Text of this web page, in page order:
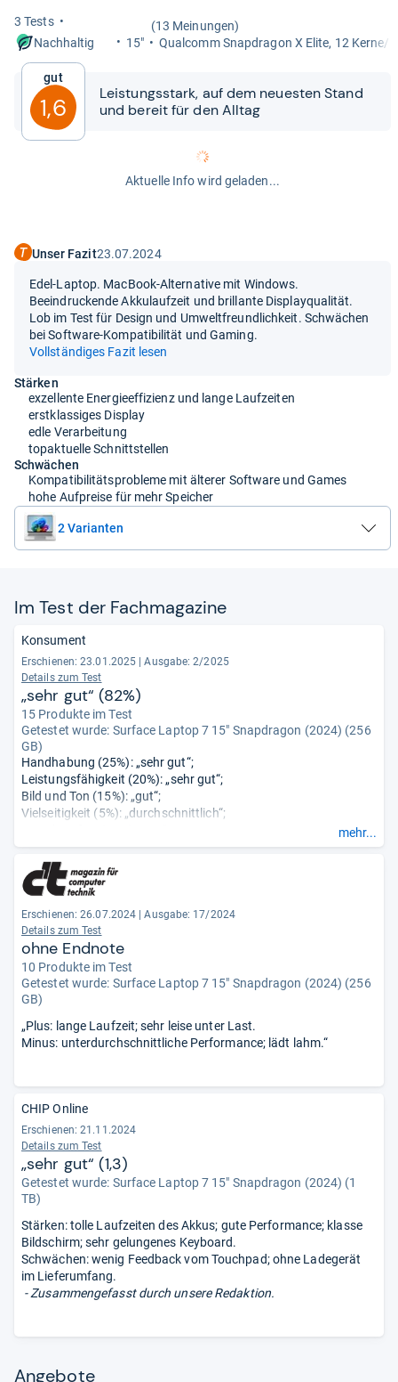
3 Tests
(13 Meinungen)
Nachhaltig
15" Qual­comm Snap­dra­gon X Elite, 12 Kerne/
Gut
1,6
Leis­tungs­stark, auf dem neues­ten Stand
und bereit für den All­tag
Aktuelle Info wird geladen...
Unser Fazit23.07.2024
Edel-Laptop. MacBook-Alternative mit Windows.
Beeindruckende Akkulaufzeit und brillante Displayqualität.
Lob im Test für Design und Umweltfreundlichkeit. Schwächen
bei Software-Kompatibilität und Gaming.
Vollständiges Fazit lesen
Stärken
exzellente Energieeffizienz und lange Laufzeiten
erstklassiges Display
edle Verarbeitung
topaktuelle Schnittstellen
Schwächen
Kompatibilitätsprobleme mit älterer Software und Games
hohe Aufpreise für mehr Speicher
2 Varianten
Im Test der Fach­ma­ga­zine
Konsument
Erschienen: 23.01.2025
Ausgabe: 2/2025
Details zum Test
„sehr gut“ (82%)
15 Produkte im Test
Getestet wurde: Surface Laptop 7 15" Snapdragon (2024) (256
GB)
Handhabung (25%): „sehr gut“;
Leistungsfähigkeit (20%): „sehr gut“;
Bild und Ton (15%): „gut“;
Vielseitigkeit (5%): „durchschnittlich“;
Robustheit (0%): „sehr gut“;
Akku (20%): „sehr gut“.
mehr...
Erschienen: 26.07.2024
Ausgabe: 17/2024
Details zum Test
ohne Endnote
10 Produkte im Test
Getestet wurde: Surface Laptop 7 15" Snapdragon (2024) (256
GB)
„Plus: lange Laufzeit; sehr leise unter Last.
Minus: unterdurchschnittliche Performance; lädt lahm.“
CHIP Online
Erschienen: 21.11.2024
Details zum Test
„sehr gut“ (1,3)
Getestet wurde: Surface Laptop 7 15" Snapdragon (2024) (1
TB)
Stärken: tolle Laufzeiten des Akkus; gute Performance; klasse
Bildschirm; sehr gelungenes Keyboard.
Schwächen: wenig Feedback vom Touchpad; ohne Ladegerät
im Lieferumfang.
- Zusammengefasst durch unsere Redaktion.
Angebote